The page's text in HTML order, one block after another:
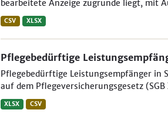
bearbeitete Anzeige zugrunde liegt, mit
CSV XLSX
Pflegebedürftige
Pflegebedürftige Leistungsempfänger
auf dem Pflegeversicherungsgesetz
XLSX CSV